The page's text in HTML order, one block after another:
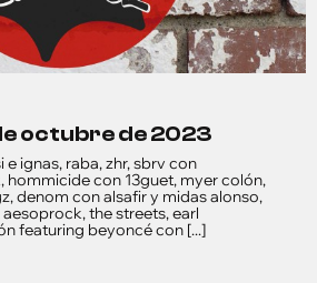
octubre de 2023
ignas, raba, zhr, sbrv con
hommicide con 13guet, myer colón,
denom con alsafir y midas alonso,
the streets, earl
featuring beyoncé con [...]